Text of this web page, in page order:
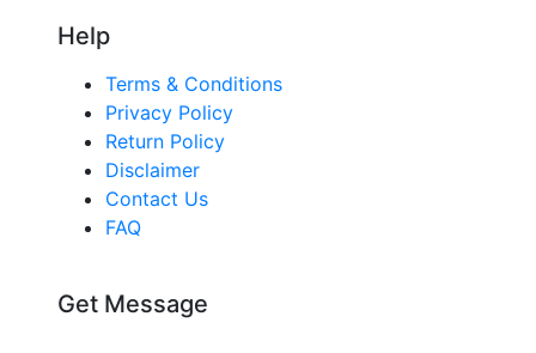
Help
Terms & Conditions
Privacy Policy
Return Policy
Disclaimer
Contact Us
FAQ
Get Message